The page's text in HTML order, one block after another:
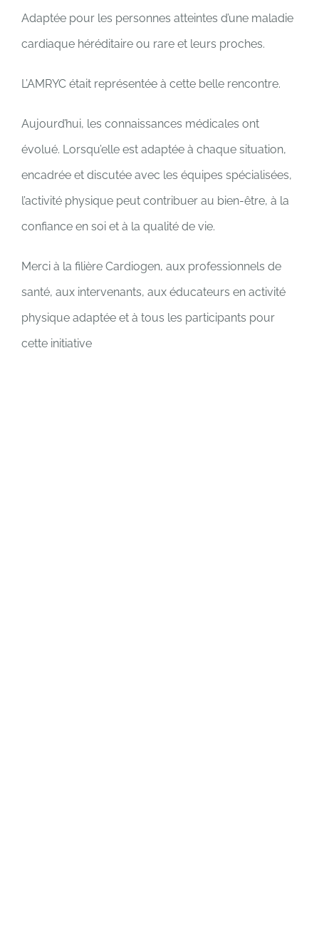
Adaptée pour les personnes atteintes d’une maladie
cardiaque héréditaire ou rare et leurs proches.
L’AMRYC était représentée à cette belle rencontre.
Aujourd’hui, les connaissances médicales ont
évolué. Lorsqu’elle est adaptée à chaque situation,
encadrée et discutée avec les équipes spécialisées,
l’activité physique peut contribuer au bien-être, à la
confiance en soi et à la qualité de vie.
Merci à la filière Cardiogen, aux professionnels de
santé, aux intervenants, aux éducateurs en activité
physique adaptée et à tous les participants pour
cette initiative